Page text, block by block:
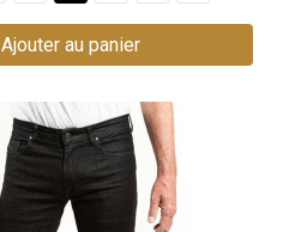
Ajouter au panier